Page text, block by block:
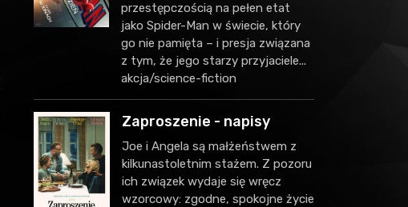
przestępczością na pełen etat
jako Spider-Man w świecie, który
go nie pamięta – i presja związana
z tym, że jego starzy przyjaciele...
akcja/science-fiction
Zaproszenie - napisy
Joe i Angela są małżeństwem z
kilkunastoletnim stażem. Z pozoru
ich związek wydaje się wręcz
wzorcowy: zgodne, spokojne życie